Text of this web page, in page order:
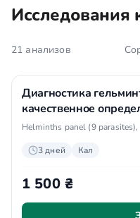
Исследования
21 анализов
Диагностика
качественное
Helminths panel (9 parasites),
3 дней Кал
1 500 ₴